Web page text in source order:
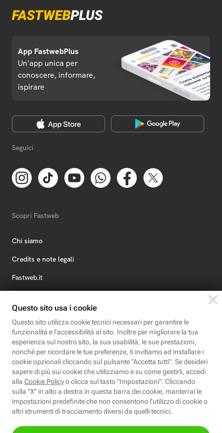
App FastwebPlus
Un'app unica per
conoscere, informare,
ispirare
Seguici
Scopri Fastweb
Chi siamo
Credits e note legali
Fastweb.it
Fastweb Digital Academy
STEP FuturAbility District
Insieme, siamo futuro